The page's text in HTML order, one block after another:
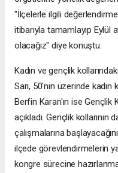
"İlçelerle ilgili
itibarıyla tamamlayıp Eylül
olacağız" diye konuştu.
Kadın ve gençlik
Sarı, 50'nin üzerinde
Berfin Karan'ın ise Gençlik
açıkladı. Gençlik
çalışmalarına
ilçede görevlendirmelerin
kongre sürecine